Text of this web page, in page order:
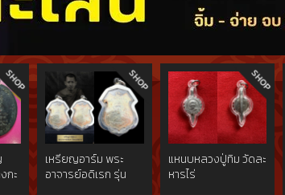
กะ
เหรียญอาร์ม พระ
อาจารย์อดิเรก รุ่น
แหนบหลวงปู่ทิม วัดละ
หารไร่